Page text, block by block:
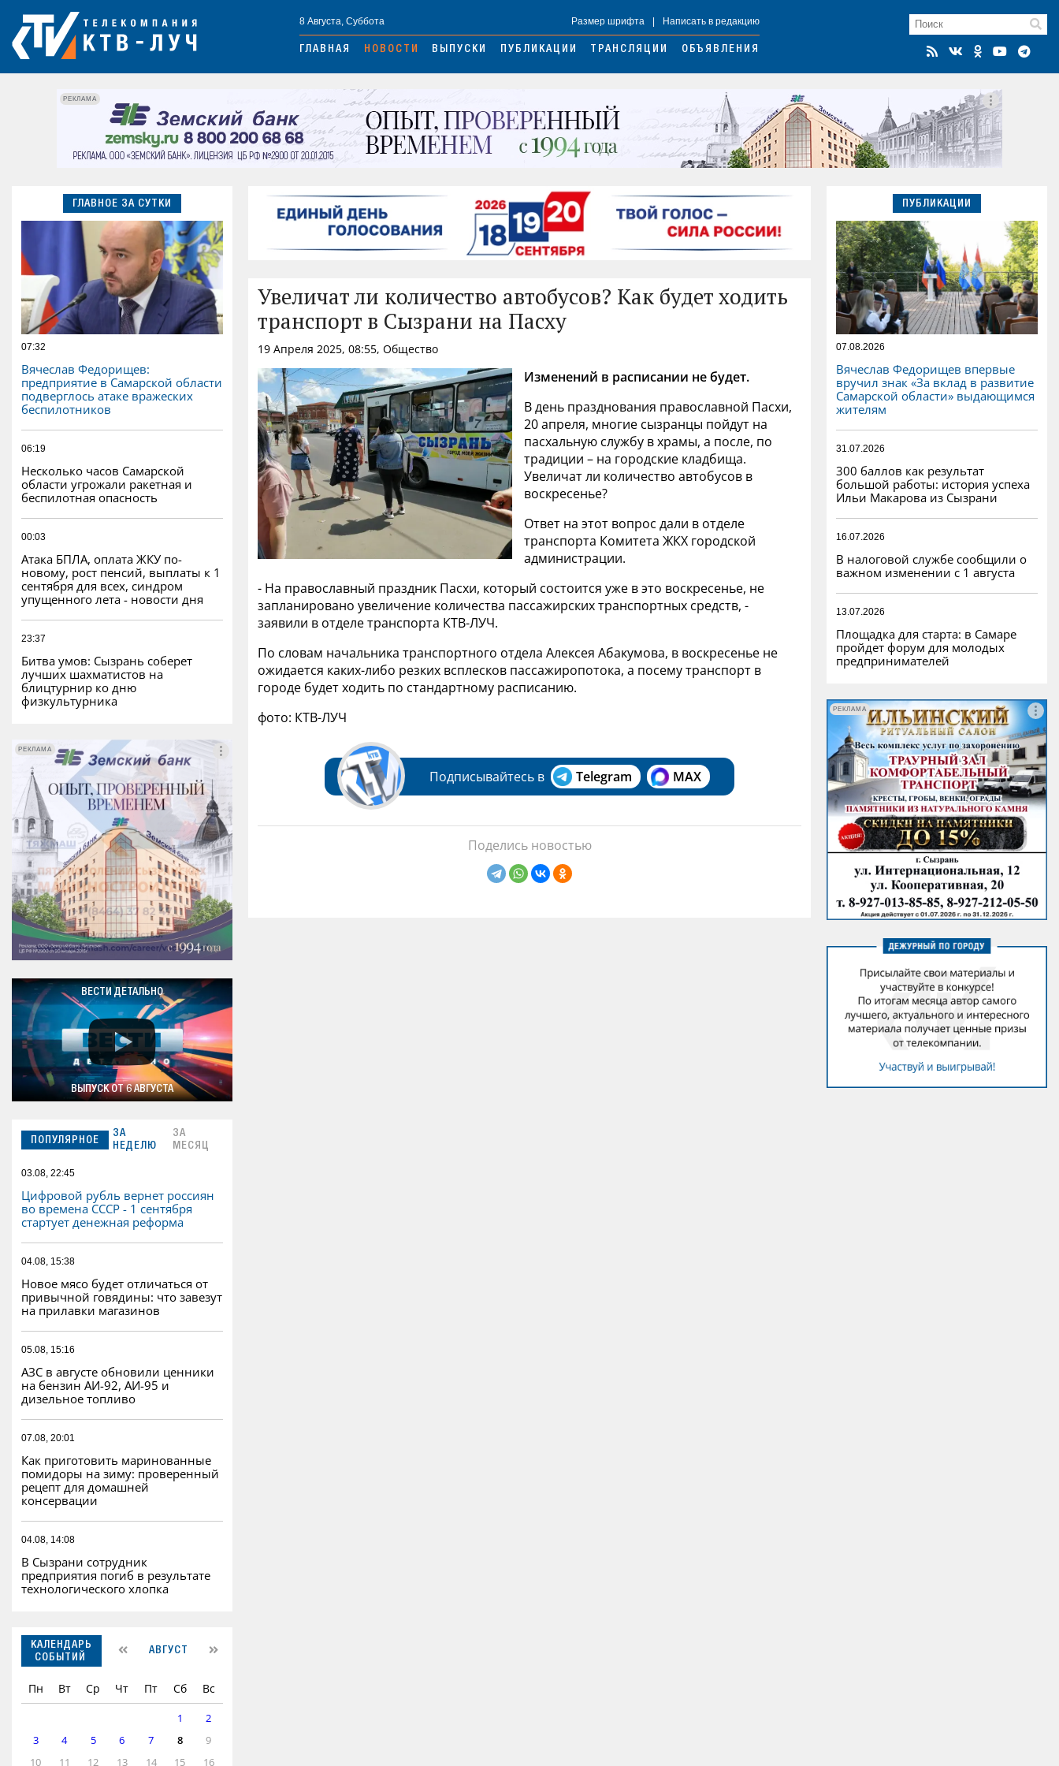
8 Августа, Суббота Размер шрифта Написать в редакцию
ГЛАВНАЯ НОВОСТИ ВЫПУСКИ ПУБЛИКАЦИИ ТРАНСЛЯЦИИ ОБЪЯВЛЕНИЯ
РЕКЛАМА
ГЛАВНОЕ ЗА СУТКИ
07:32
Вячеслав Федорищев:
предприятие в Самарской области
подверглось атаке вражеских
беспилотников
06:19
Несколько часов Самарской
области угрожали ракетная и
беспилотная опасность
00:03
Атака БПЛА, оплата ЖКУ по-
новому, рост пенсий, выплаты к 1
сентября для всех, синдром
упущенного лета - новости дня
23:37
Битва умов: Сызрань соберет
лучших шахматистов на
блицтурнир ко дню
физкультурника
РЕКЛАМА
РЕКЛАМА
ВЕСТИ ДЕТАЛЬНО
ВЫПУСК ОТ 6 АВГУСТА
ПОПУЛЯРНОЕ
ЗА
НЕДЕЛЮ
ЗА
МЕСЯЦ
03.08, 22:45
Цифровой рубль вернет россиян
во времена СССР - 1 сентября
стартует денежная реформа
04.08, 15:38
Новое мясо будет отличаться от
привычной говядины: что завезут
на прилавки магазинов
05.08, 15:16
АЗС в августе обновили ценники
на бензин АИ-92, АИ-95 и
дизельное топливо
07.08, 20:01
Как приготовить маринованные
помидоры на зиму: проверенный
рецепт для домашней
консервации
04.08, 14:08
В Сызрани сотрудник
предприятия погиб в результате
технологического хлопка
КАЛЕНДАРЬ
СОБЫТИЙ
АВГУСТ
Пн Вт Ср Чт Пт Сб Вс
1
2
3
4 5 6 7 8
9
10
11 12 13 14 15 16
Увеличат ли количество автобусов? Как будет ходить
транспорт в Сызрани на Пасху
19 Апреля 2025, 08:55, Общество
Изменений в расписании не будет.
В день празднования православной Пасхи,
20 апреля, многие сызранцы пойдут на
пасхальную службу в храмы, а после, по
традиции – на городские кладбища.
Увеличат ли количество автобусов в
воскресенье?
Ответ на этот вопрос дали в отделе
транспорта Комитета ЖКХ городской
администрации.
- На православный праздник Пасхи, который состоится уже в это воскресенье, не
запланировано увеличение количества пассажирских транспортных средств, -
заявили в отделе транспорта КТВ-ЛУЧ.
По словам начальника транспортного отдела Алексея Абакумова, в воскресенье не
ожидается каких-либо резких всплесков пассажиропотока, а посему транспорт в
городе будет ходить по стандартному расписанию.
фото: КТВ-ЛУЧ
Подписывайтесь в Telegram MAX
Поделись новостью
ПУБЛИКАЦИИ
07.08.2026
Вячеслав Федорищев впервые
вручил знак «За вклад в развитие
Самарской области» выдающимся
жителям
31.07.2026
300 баллов как результат
большой работы: история успеха
Ильи Макарова из Сызрани
16.07.2026
В налоговой службе сообщили о
важном изменении с 1 августа
13.07.2026
Площадка для старта: в Самаре
пройдет форум для молодых
предпринимателей
РЕКЛАМА